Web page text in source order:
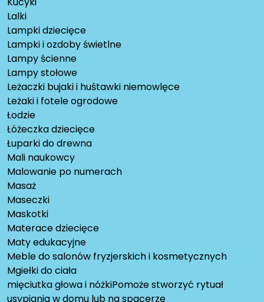
Lalki
Lampki dziecięce
Lampki i ozdoby świetlne
Lampy ścienne
Lampy stołowe
Leżaczki bujaki i huśtawki niemowlęce
Leżaki i fotele ogrodowe
Łodzie
Łóżeczka dziecięce
Łuparki do drewna
Mali naukowcy
Malowanie po numerach
Masaż
Maseczki
Maskotki
Materace dziecięce
Maty edukacyjne
Meble do salonów fryzjerskich i kosmetycznych
Mgiełki do ciała
mięciutka głowa i nóżkiPomoże stworzyć rytuał
usypiania w domu lub na spacerze